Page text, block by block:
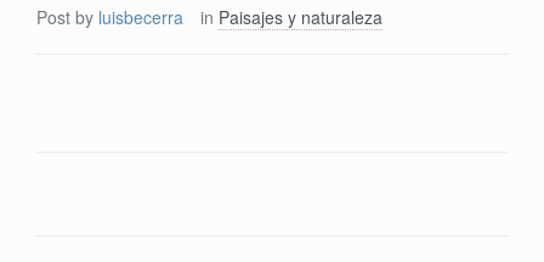
Post by luisbecerra in Paisajes y naturaleza